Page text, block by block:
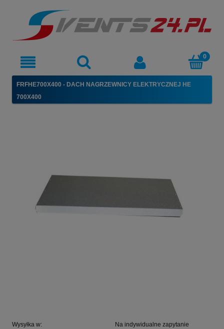
FRFHE700X400 - DACH NAGRZEWNICY ELEKTRYCZNEJ HE
700X400
Wysyłka w:
Na indywidualne zapytanie